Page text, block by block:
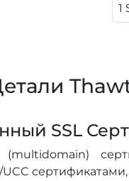
SSL
(multidomain)